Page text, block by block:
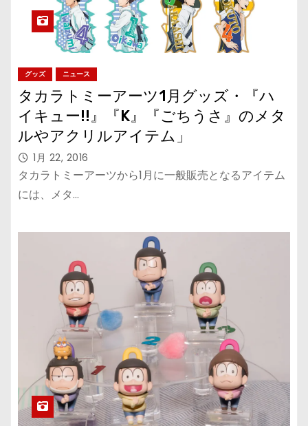
グッズ ニュース
タカラトミーアーツ1月グッズ・『ハ
イキュー!!』『K』『ごちうさ』のメタ
ルやアクリルアイテム」
1月 22, 2016
タカラトミーアーツから1月に一般販売となるアイテム
には、メタ…